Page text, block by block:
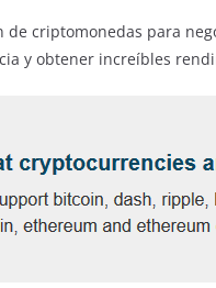
de criptomonedas para
y obtener increíbles